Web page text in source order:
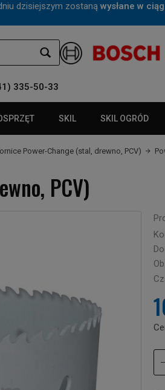
dzisiejszym zostaną wysłane w
335-50-33
SKIL SKIL OGRÓD
Power-Change (stal, drewno, PCV)
PCV)